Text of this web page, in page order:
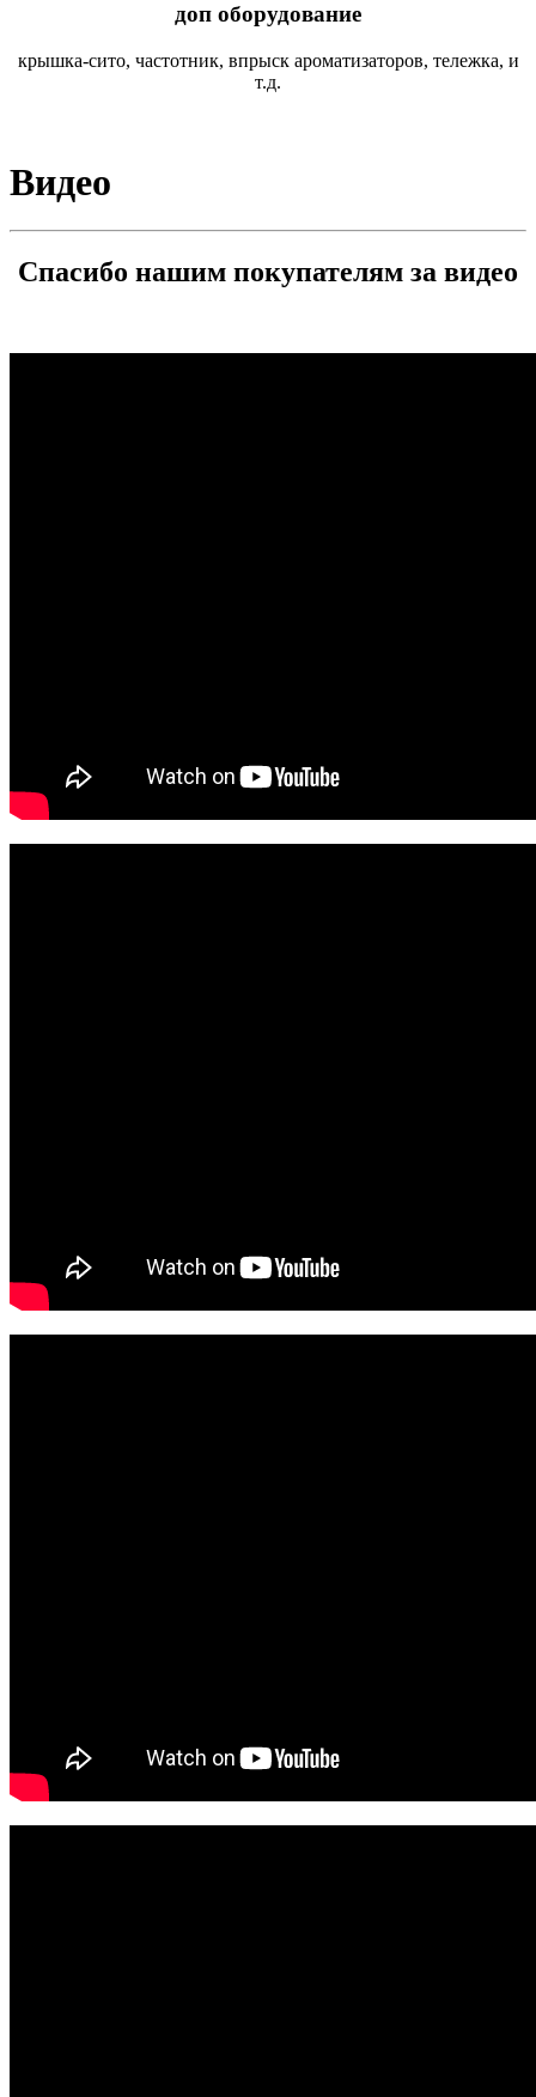
доп оборудование
крышка-сито, частотник, впрыск ароматизаторов, тележка, и
т.д.
Видео
Спасибо нашим покупателям за видео